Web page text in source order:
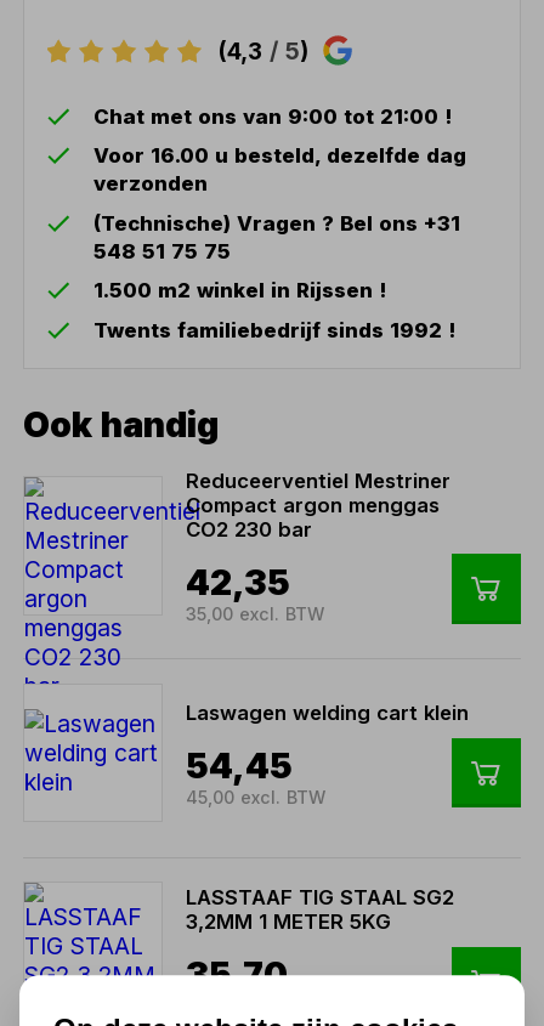
(4,3 / 5)
Chat met ons van 9:00 tot 21:00 !
Voor 16.00 u besteld, dezelfde dag
verzonden
(Technische) Vragen ? Bel ons +31
548 51 75 75
1.500 m2 winkel in Rijssen !
Twents familiebedrijf sinds 1992 !
Ook handig
Reduceerventiel Mestriner
Compact argon menggas
CO2 230 bar
42,35
35,00 excl. BTW
Laswagen welding cart klein
54,45
45,00 excl. BTW
LASSTAAF TIG STAAL SG2
3,2MM 1 METER 5KG
35,70